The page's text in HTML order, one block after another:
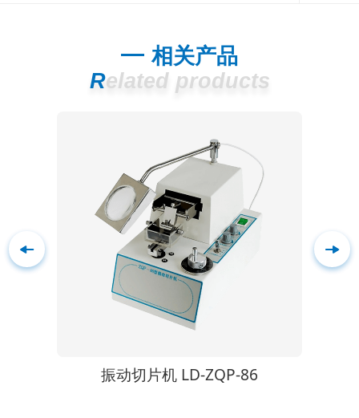
相关产品
Related products
振动切片机 LD-ZQP-86